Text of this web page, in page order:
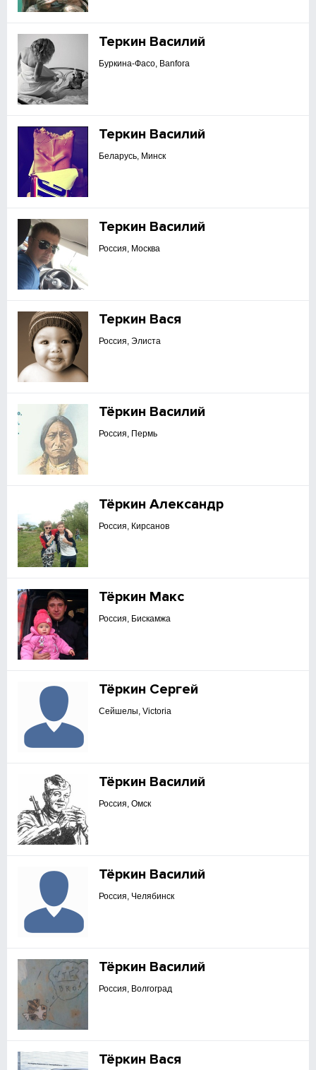
Теркин Василий
Буркина-Фасо, Banfora
Теркин Василий
Беларусь, Минск
Теркин Василий
Россия, Москва
Теркин Вася
Россия, Элиста
Тёркин Василий
Россия, Пермь
Тёркин Александр
Россия, Кирсанов
Тёркин Макс
Россия, Бискамжа
Тёркин Сергей
Сейшелы, Victoria
Тёркин Василий
Россия, Омск
Тёркин Василий
Россия, Челябинск
Тёркин Василий
Россия, Волгоград
Тёркин Вася